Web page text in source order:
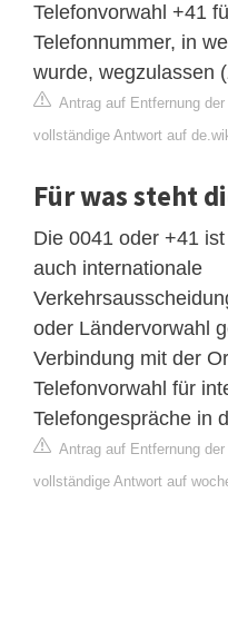
Telefonvorwahl +41
Telefonnummer, in
wurde, wegzulassen
Antrag auf Entfernung
vollständige Antwort auf
Für was steht
Die 0041 oder +41
auch internationale
oder Ländervorwahl
Verbindung mit der
Telefonvorwahl für
Telefongespräche in
Antrag auf Entfernung
vollständige Antwort auf